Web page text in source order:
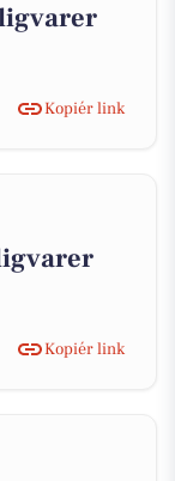
Kopiér link
Kopiér link